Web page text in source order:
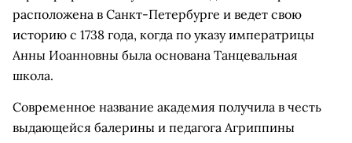
расположена в Санкт-Петербурге и ведет свою
историю с 1738 года, когда по указу императрицы
Анны Иоанновны была основана Танцевальная
школа.
Современное название академия получила в честь
выдающейся балерины и педагога Агриппины